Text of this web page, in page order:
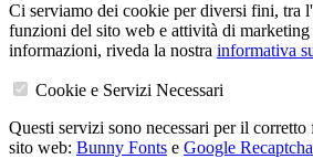
Ci serviamo dei cookie per diversi fini, tra
funzioni del sito web e attività di
informazioni, riveda la nostra informativa
Cookie e Servizi Necessari
Questi servizi sono necessari per il
sito web: Bunny Fonts e Google Recaptcha